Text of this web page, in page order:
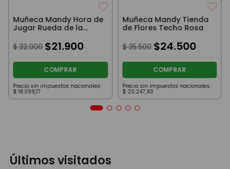
Muñeca Mandy Hora de
Jugar Rueda de la
$ 32.900 $21.900
COMPRAR
Precio sin impuestos nacionales:
$ 18.099,17
Muñeca Mandy Tienda
de Flores Techo Rosa
$ 35.500 $24.500
COMPRAR
Precio sin impuestos nacionales:
$ 20.247,93
Últimos visitados